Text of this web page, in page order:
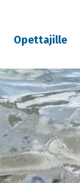
Opettajille